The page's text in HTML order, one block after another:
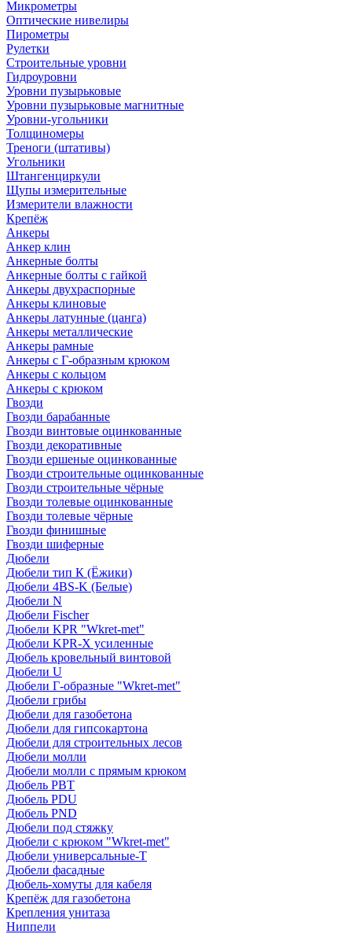
Микрометры
Оптические нивелиры
Пирометры
Рулетки
Строительные уровни
Гидроуровни
Уровни пузырьковые
Уровни пузырьковые магнитные
Уровни-угольники
Толщиномеры
Треноги (штативы)
Угольники
Штангенциркули
Щупы измерительные
Измерители влажности
Крепёж
Анкеры
Анкер клин
Анкерные болты
Анкерные болты с гайкой
Анкеры двухраспорные
Анкеры клиновые
Анкеры латунные (цанга)
Анкеры металлические
Анкеры рамные
Анкеры с Г-образным крюком
Анкеры с кольцом
Анкеры с крюком
Гвозди
Гвозди барабанные
Гвозди винтовые оцинкованные
Гвозди декоративные
Гвозди ершеные оцинкованные
Гвозди строительные оцинкованные
Гвозди строительные чёрные
Гвозди толевые оцинкованные
Гвозди толевые чёрные
Гвозди финишные
Гвозди шиферные
Дюбели
Дюбели тип К (Ёжики)
Дюбели 4BS-K (Белые)
Дюбели N
Дюбели Fischer
Дюбели KPR "Wkret-met"
Дюбели KPR-Х усиленные
Дюбель кровельный винтовой
Дюбели U
Дюбели Г-образные "Wkret-met"
Дюбели грибы
Дюбели для газобетона
Дюбели для гипсокартона
Дюбели для строительных лесов
Дюбели молли
Дюбели молли с прямым крюком
Дюбель PBT
Дюбель PDU
Дюбель PND
Дюбели под стяжку
Дюбели с крюком "Wkret-met"
Дюбели универсальные-Т
Дюбели фасадные
Дюбель-хомуты для кабеля
Крепёж для газобетона
Крепления унитаза
Ниппели